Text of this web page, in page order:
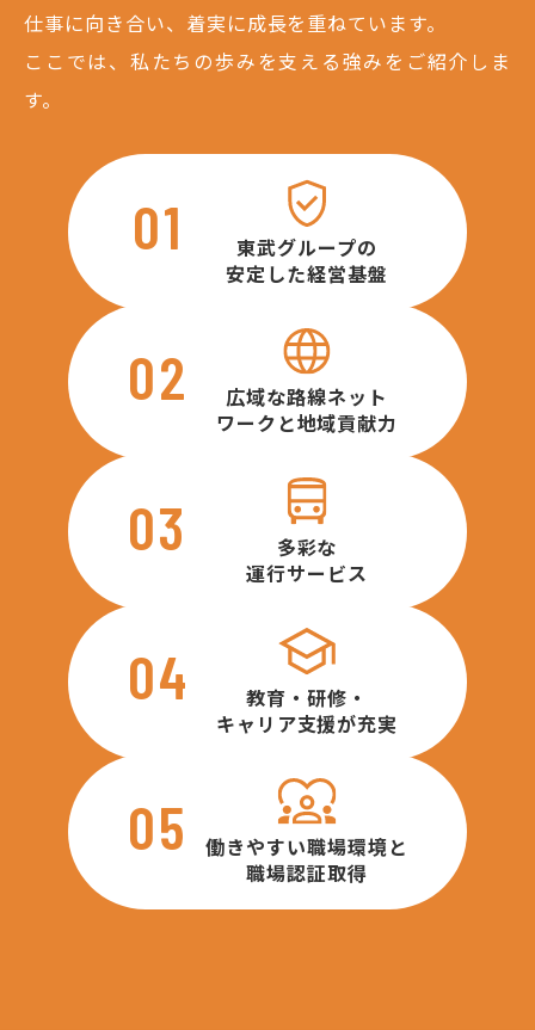
ー福利厚生
採用情報
募集要項
説明会・採用試験
よくある質問
ご応募から採用までの流れ
仕事に向き合い、着実に成長を重ねています。
ここでは、私たちの歩みを支える強みをご紹介しま
す。
01
東武グループの
安定した経営基盤
02 広域な路線ネット
ワークと地域貢献力
03
多彩な
運行サービス
04
教育・研修・
キャリア支援が充実
05
働きやすい職場環境と
職場認証取得